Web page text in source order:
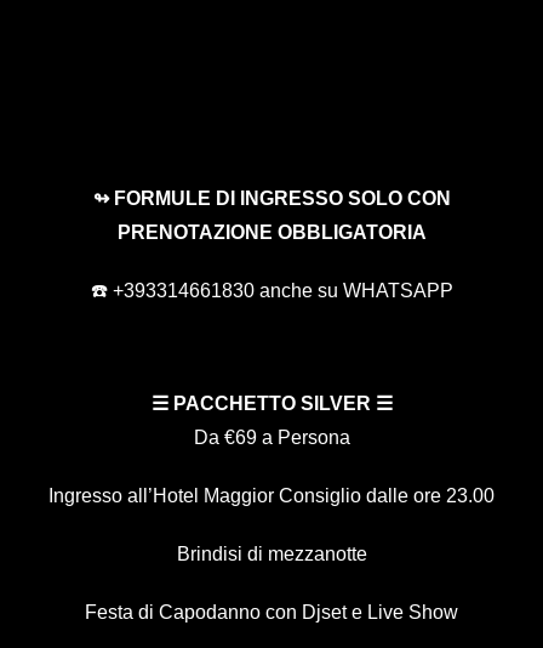
↬ FORMULE DI INGRESSO SOLO CON
PRENOTAZIONE OBBLIGATORIA
☎️ +393314661830 anche su WHATSAPP
☰PACCHETTO SILVER ☰
Da €69 a Persona
Ingresso all’Hotel Maggior Consiglio dalle ore 23.00
Brindisi di mezzanotte
Festa di Capodanno con Djset e Live Show